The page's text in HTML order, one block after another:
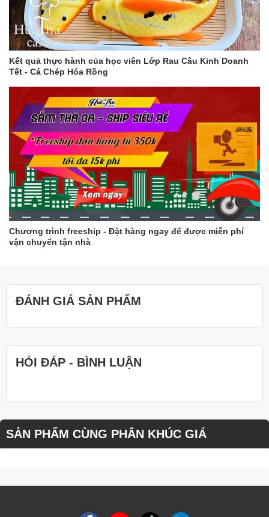
Kết quả thực hành của học viên Lớp Rau Câu Kinh Doanh
Tết - Cá Chép Hóa Rồng
Chương trình freeship - Đặt hàng ngay để được miễn phí
vận chuyển tận nhà
ĐÁNH GIÁ SẢN PHẨM
HỎI ĐÁP - BÌNH LUẬN
SẢN PHẨM CÙNG PHÂN KHÚC GIÁ